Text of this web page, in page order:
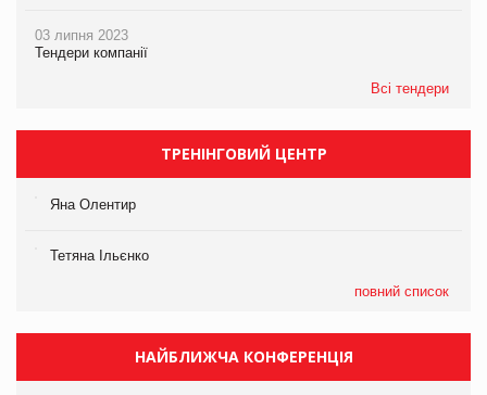
03 липня 2023
Тендери компанії
Всі тендери
ТРЕНІНГОВИЙ ЦЕНТР
Яна Олентир
Тетяна Ільєнко
повний список
НАЙБЛИЖЧА КОНФЕРЕНЦІЯ